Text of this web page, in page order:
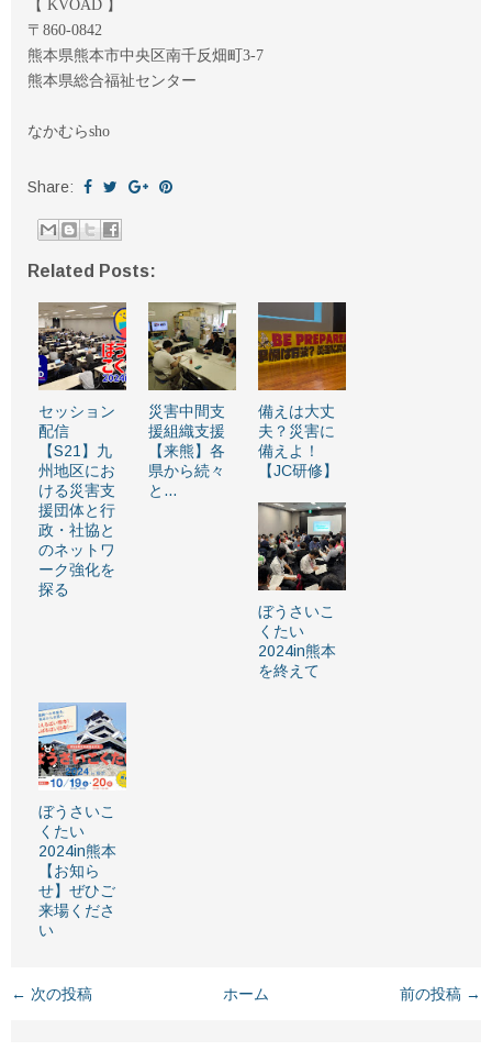
【 KVOAD 】
〒860-0842
熊本県熊本市中央区南千反畑町3-7
熊本県総合福祉センター
なかむらsho
Share:
Related Posts:
セッション
配信
【S21】九
州地区にお
ける災害支
援団体と行
政・社協と
のネットワ
ーク強化を
探る
災害中間支
援組織支援
【来熊】各
県から続々
と…
備えは大丈
夫？災害に
備えよ！
【JC研修】
ぼうさいこ
くたい
2024in熊本
を終えて
ぼうさいこ
くたい
2024in熊本
【お知ら
せ】ぜひご
来場くださ
い
← 次の投稿 前の投稿 →
ホーム